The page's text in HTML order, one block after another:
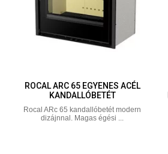
ROCAL ARC 65 EGYENES ACÉL
KANDALLÓBETÉT
Rocal ARc 65 kandallóbetét modern
dizájnnal. Magas égési ...